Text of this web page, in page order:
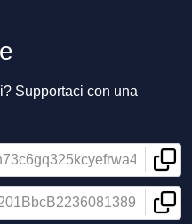
Supportaci con una